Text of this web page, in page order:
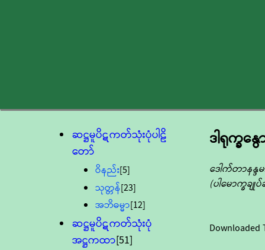
ဆဋ္ဌမူပိဋကတ်သုံးပုံပါဠိ
တော်
ဝိနည်း[5]
သုတ္တန်[23]
အဘိဓမ္မာ[12]
ဆဋ္ဌမူပိဋကတ်သုံးပုံ
အဋ္ဌကထာ[51]
ဒါရုက္ခနွ
ဒေါက်တာနန္
(ပါမောက္ခခ
Downloaded